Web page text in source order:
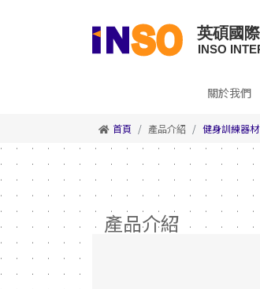
關於我們
首頁 產品介紹 健身訓練器材
產品介紹